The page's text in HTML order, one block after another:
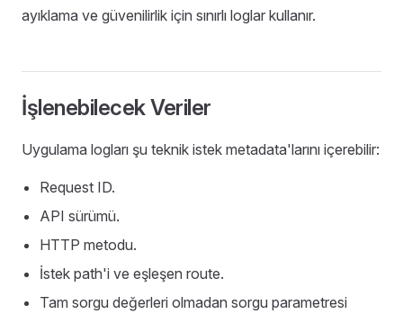
ayıklama ve güvenilirlik için sınırlı loglar kullanır.
İşlenebilecek Veriler
Uygulama logları şu teknik istek metadata'larını içerebilir:
Request ID.
API sürümü.
HTTP metodu.
İstek path'i ve eşleşen route.
Tam sorgu değerleri olmadan sorgu parametresi